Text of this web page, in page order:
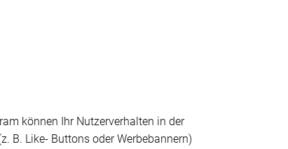
können Ihr Nutzerverhalten in der
B. Like- Buttons oder Werbebannern)